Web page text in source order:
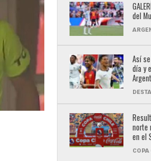
del
Así
día y
norte
en el
COPA